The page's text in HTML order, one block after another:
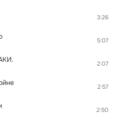
3:26
5:07
2:07
2:57
2:50